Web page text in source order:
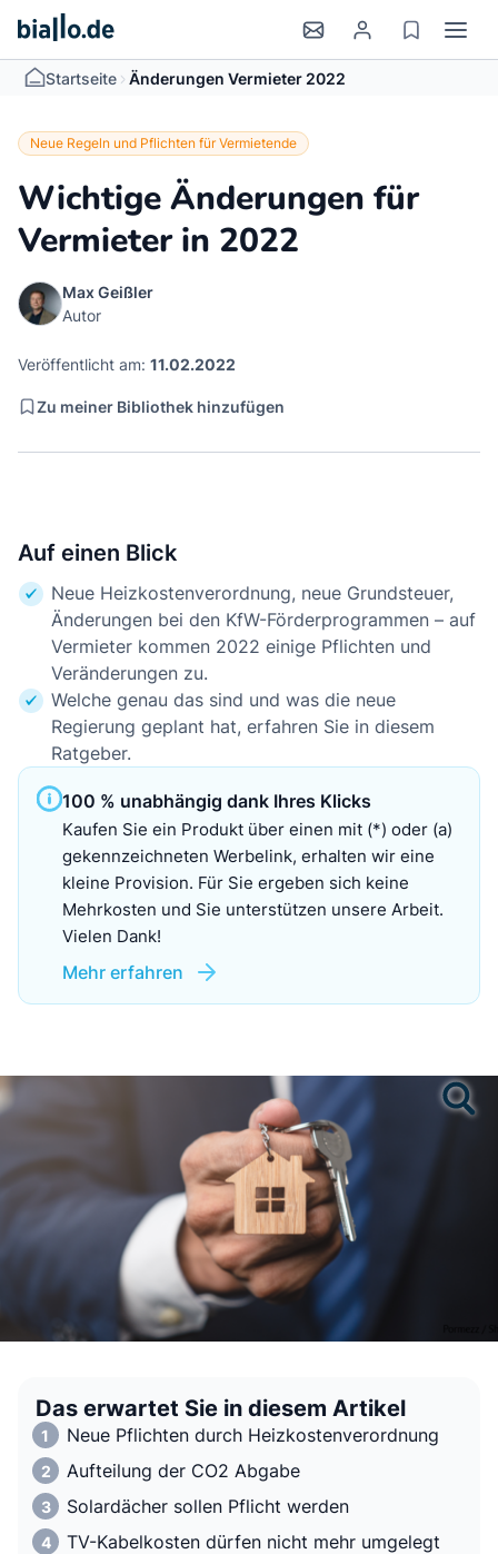
Startseite > Änderungen Vermieter 2022
Neue Regeln und Pflichten für Vermietende
Wichtige Änderungen für
Vermieter in 2022
Max Geißler
Autor
Veröffentlicht am: 11.02.2022
Zu meiner Bibliothek hinzufügen
Auf einen Blick
Neue Heizkostenverordnung, neue Grundsteuer,
Änderungen bei den KfW-Förderprogrammen – auf
Vermieter kommen 2022 einige Pflichten und
Veränderungen zu.
Welche genau das sind und was die neue
Regierung geplant hat, erfahren Sie in diesem
Ratgeber.
100 % unabhängig dank Ihres Klicks
Kaufen Sie ein Produkt über einen mit (*) oder (a)
gekennzeichneten Werbelink, erhalten wir eine
kleine Provision. Für Sie ergeben sich keine
Mehrkosten und Sie unterstützen unsere Arbeit.
Vielen Dank!
Mehr erfahren
Das erwartet Sie in diesem Artikel
Neue Pflichten durch Heizkostenverordnung
Aufteilung der CO2 Abgabe
Solardächer sollen Pflicht werden
TV-Kabelkosten dürfen nicht mehr umgelegt